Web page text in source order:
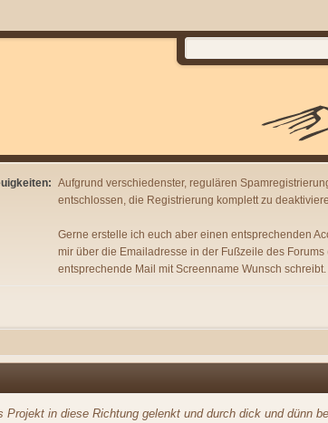
Aufgrund verschiedenster, regulären
entschlossen, die Registrierung komplett zu
Gerne erstelle ich euch aber einen entsprechenden
mir über die Emailadresse in der Fußzeile des Forums
entsprechende Mail mit Screenname Wunsch schreibt.
in diese Richtung gelenkt und durch dick und dünn